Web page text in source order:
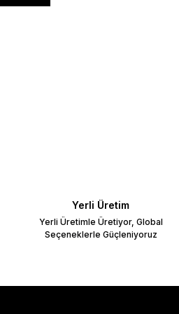
Yerli Üretim
Yerli Üretimle Üretiyor, Global
Seçeneklerle Güçleniyoruz